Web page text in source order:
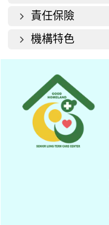
責任保險
機構特色